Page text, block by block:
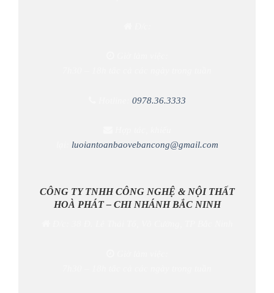
0978.36.3333
luoiantoanbaovebancong@gmail.com
CÔNG TY TNHH CÔNG NGHỆ & NỘI THẤT
HOÀ PHÁT – CHI NHÁNH BẮC NINH